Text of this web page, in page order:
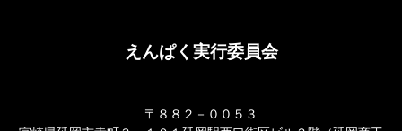
えんぱく実行委員会
〒８８２－００５３